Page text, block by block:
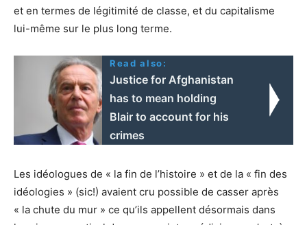
et en termes de légitimité de classe, et du capitalisme
lui-même sur le plus long terme.
Read also:
Justice for Afghanistan
has to mean holding
Blair to account for his
crimes
Les idéologues de « la fin de l’histoire » et de la « fin des
idéologies » (sic!) avaient cru possible de casser après
« la chute du mur » ce qu’ils appellent désormais dans